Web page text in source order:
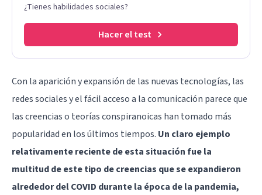
¿Tienes habilidades sociales?
Hacer el test
Con la aparición y expansión de las nuevas tecnologías, las
redes sociales y el fácil acceso a la comunicación parece que
las creencias o teorías conspiranoicas han tomado más
popularidad en los últimos tiempos. Un claro ejemplo
relativamente reciente de esta situación fue la
multitud de este tipo de creencias que se expandieron
alrededor del COVID durante la época de la pandemia,